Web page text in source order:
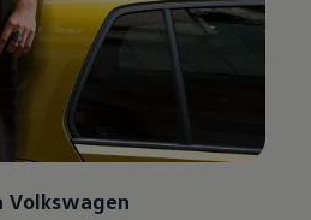
Volkswagen